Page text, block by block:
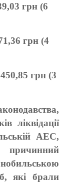
грн (6
грн (4
450,85 грн (3
ліквідації
АЕС,
причинний
які брали